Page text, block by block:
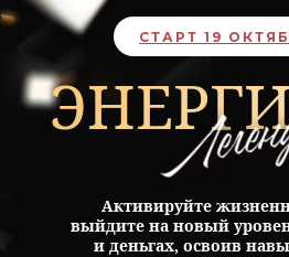
Активируйте
выйдите на новый
и деньгах, освоив
СТАРТ 19
00:24:00:00